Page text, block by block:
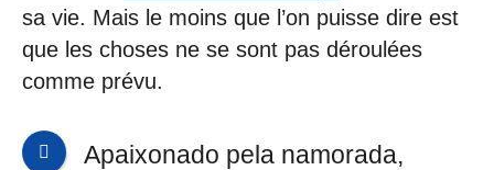
sa vie. Mais le moins que l’on puisse dire est
que les choses ne se sont pas déroulées
comme prévu.
Apaixonado pela namorada,